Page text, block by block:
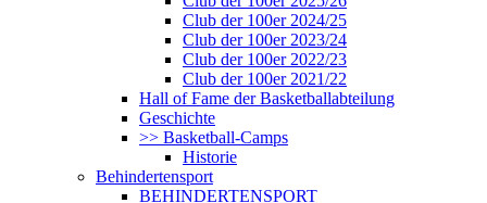
Club der 100er 2024/25
Club der 100er 2023/24
Club der 100er 2022/23
Club der 100er 2021/22
Hall of Fame der Basketballabteilung
Geschichte
>> Basketball-Camps
Historie
Behindertensport
BEHINDERTENSPORT